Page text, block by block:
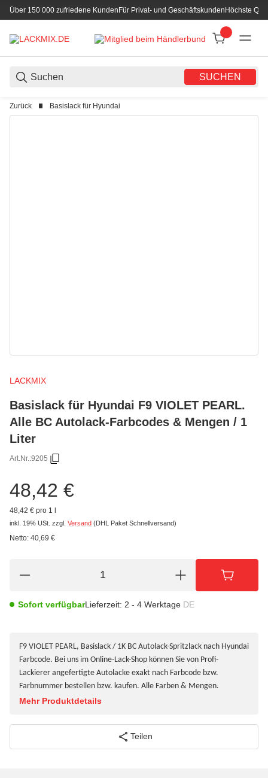
Über 150 000 zufriedene KundenFür Privat- und GeschäftskundenHöchste
SUCHEN
Zurück Basislack für Hyundai
LACKMIX
Basislack für Hyundai F9 VIOLET PEARL.
Alle BC Autolack-Farbcodes & Mengen / 1
Liter
Art.Nr.:9205
48,42 €
48,42 € pro 1 l
inkl. 19% USt. zzgl. Versand (DHL Paket Schnellversand)
Netto: 40,69 €
Sofort verfügbarLieferzeit: 2 - 4 Werktage DE
F9 VIOLET PEARL, Basislack / 1K BC Autolack-Spritzlack nach Hyundai
Farbcode. Bei uns im Online-Lack-Shop können Sie von Profi-
Lackierer angefertigte Autolacke exakt nach Farbcode bzw.
Farbnummer bestellen bzw. kaufen. Alle Farben & Mengen.
Mehr Produktdetails
Teilen